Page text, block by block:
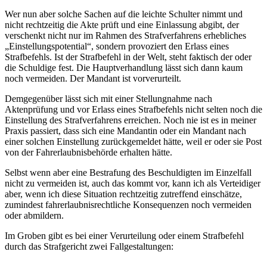
Wer nun aber solche Sachen auf die leichte Schulter nimmt und
nicht rechtzeitig die Akte prüft und eine Einlassung abgibt, der
verschenkt nicht nur im Rahmen des Strafverfahrens erhebliches
„Einstellungspotential“, sondern provoziert den Erlass eines
Strafbefehls. Ist der Strafbefehl in der Welt, steht faktisch der oder
die Schuldige fest. Die Hauptverhandlung lässt sich dann kaum
noch vermeiden. Der Mandant ist vorverurteilt.
Demgegenüber lässt sich mit einer Stellungnahme nach
Aktenprüfung und vor Erlass eines Strafbefehls nicht selten noch die
Einstellung des Strafverfahrens erreichen. Noch nie ist es in meiner
Praxis passiert, dass sich eine Mandantin oder ein Mandant nach
einer solchen Einstellung zurückgemeldet hätte, weil er oder sie Post
von der Fahrerlaubnisbehörde erhalten hätte.
Selbst wenn aber eine Bestrafung des Beschuldigten im Einzelfall
nicht zu vermeiden ist, auch das kommt vor, kann ich als Verteidiger
aber, wenn ich diese Situation rechtzeitig zutreffend einschätze,
zumindest fahrerlaubnisrechtliche Konsequenzen noch vermeiden
oder abmildern.
Im Groben gibt es bei einer Verurteilung oder einem Strafbefehl
durch das Strafgericht zwei Fallgestaltungen: